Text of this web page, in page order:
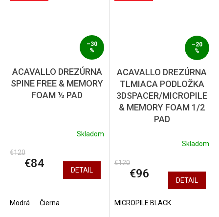
–30
%
ACAVALLO DREZÚRNA
SPINE FREE & MEMORY
FOAM ½ PAD
Skladom
€120
€84 DETAIL
Modrá Čierna
–20
%
ACAVALLO DREZÚRNA
TLMIACA PODLOŽKA
3DSPACER/MICROPILE
& MEMORY FOAM 1/2
PAD
Skladom
€120
€96 DETAIL
MICROPILE BLACK